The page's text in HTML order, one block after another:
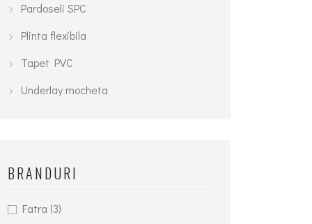
Pardoseli SPC
Plinta flexibila
Tapet PVC
Underlay mocheta
BRANDURI
Fatra (3)